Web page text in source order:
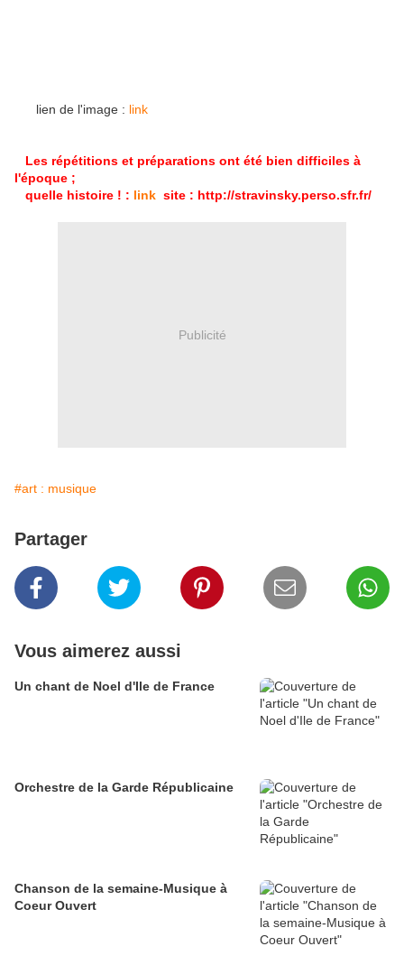
lien de l'image : link
Les répétitions et préparations ont été bien difficiles à
l'époque ;
quelle histoire ! : link site : http://stravinsky.perso.sfr.fr/
Publicité
#art : musique
Partager
Vous aimerez aussi
Un chant de Noel d'Ile de France
Orchestre de la Garde Républicaine
Chanson de la semaine-Musique à
Coeur Ouvert